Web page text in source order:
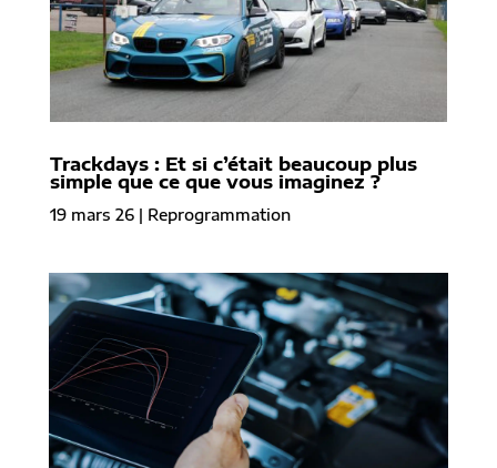
Trackdays : Et si c’était beaucoup plus
simple que ce que vous imaginez ?
19 mars 26| Reprogrammation